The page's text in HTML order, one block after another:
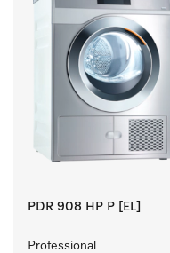
PDR 908 HP P [EL]
Professional